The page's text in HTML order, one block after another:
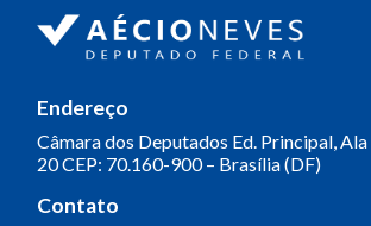
Endereço
Câmara dos Deputados Ed. Principal,
20CEP: 70.160-900 – Brasília (DF)
Contato